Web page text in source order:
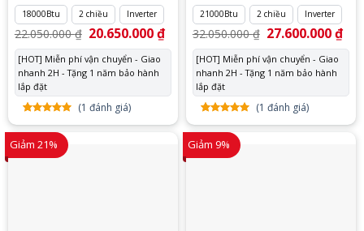
18000Btu 2 chiều Inverter
22.050.000₫ Giá
gốc
là:
22.050.000 ₫.
20.650.000₫Giá
tại
20.650.000 ₫.
[HOT] Miễn phí vận chuyển - Giao
nhanh 2H - Tặng 1 năm bảo hành
lắp đặt
5.00trên
5 dựa
trên
1
đánh
(1 đánh giá)
21000Btu 2 chiều Inverter
32.050.000₫ Giá
gốc
là:
32.050.000 ₫.
27.600.000₫Giá
tại
[HOT] Miễn phí vận chuyển - Giao
nhanh 2H - Tặng 1 năm bảo hành
lắp đặt
5.00trên
5 dựa
trên
1
đánh
(1 đánh giá)
Giảm 21% Giảm 9%